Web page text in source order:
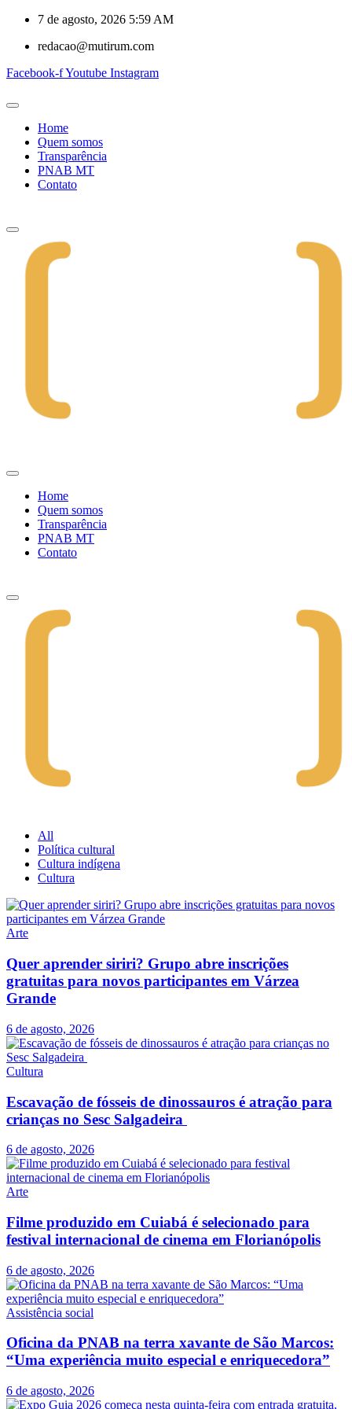
7 de agosto, 2026 5:59 AM
redacao@mutirum.com
Facebook-fYoutube Instagram
Home
Quem somos
Transparência
PNAB MT
Contato
Home
Quem somos
Transparência
PNAB MT
Contato
All
Política cultural
Cultura indígena
Cultura
Arte
Quer aprender siriri? Grupo abre inscrições
gratuitas para novos participantes em Várzea
Grande
6 de agosto, 2026
Cultura
Escavação de fósseis de dinossauros é atração para
crianças no Sesc Salgadeira
6 de agosto, 2026
Arte
Filme produzido em Cuiabá é selecionado para
festival internacional de cinema em Florianópolis
6 de agosto, 2026
Assistência social
Oficina da PNAB na terra xavante de São Marcos:
“Uma experiência muito especial e enriquecedora”
6 de agosto, 2026